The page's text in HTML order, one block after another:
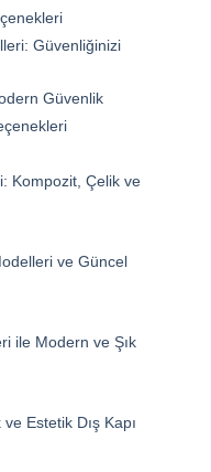
Güvenliğinizi
Güvenlik
Kompozit, Çelik ve
ve Güncel
ile Modern ve Şık
Estetik Dış Kapı